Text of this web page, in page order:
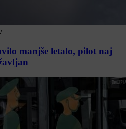
manjše letalo, pilot naj